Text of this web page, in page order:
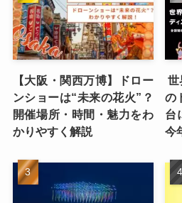
【大阪・関西万博】ドロー
ンショーは“未来の花火”？
開催場所・時間・魅力をわ
かりやすく解説
世
の
台
今